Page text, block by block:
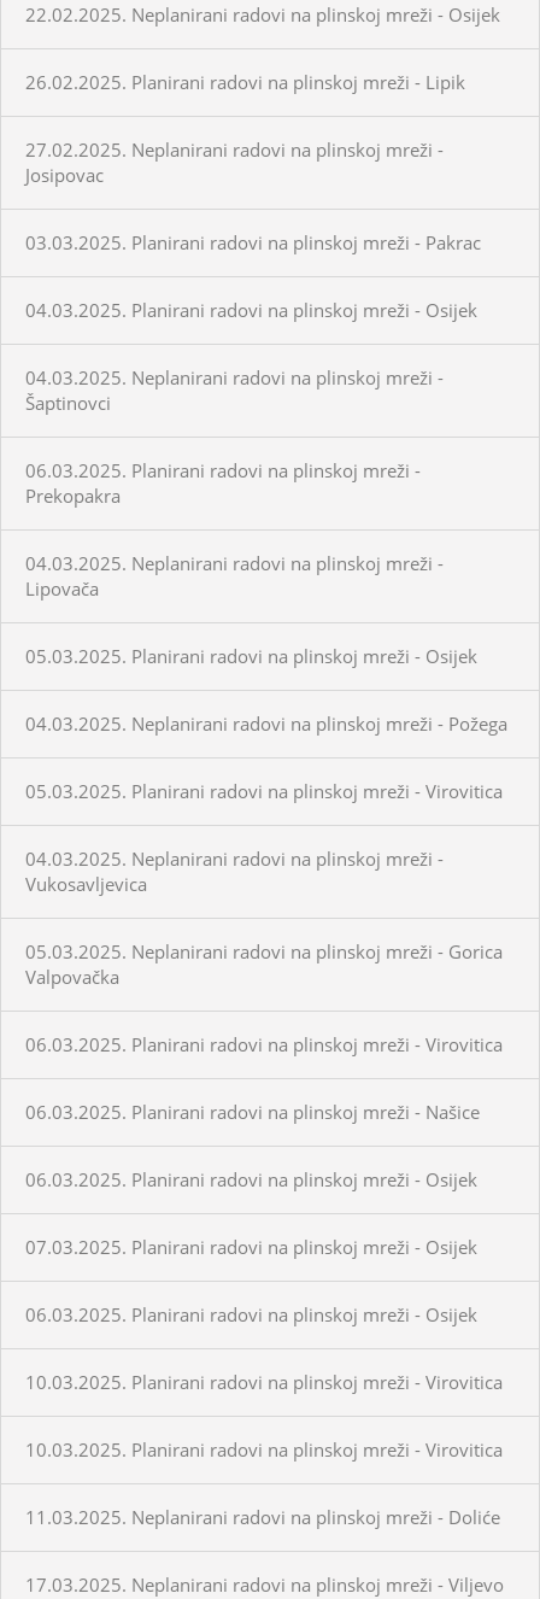
22.02.2025. Neplanirani radovi na plinskoj mreži - Osijek
26.02.2025. Planirani radovi na plinskoj mreži - Lipik
27.02.2025. Neplanirani radovi na plinskoj mreži -
Josipovac
03.03.2025. Planirani radovi na plinskoj mreži - Pakrac
04.03.2025. Planirani radovi na plinskoj mreži - Osijek
04.03.2025. Neplanirani radovi na plinskoj mreži -
Šaptinovci
06.03.2025. Planirani radovi na plinskoj mreži -
Prekopakra
04.03.2025. Neplanirani radovi na plinskoj mreži -
Lipovača
05.03.2025. Planirani radovi na plinskoj mreži - Osijek
04.03.2025. Neplanirani radovi na plinskoj mreži - Požega
05.03.2025. Planirani radovi na plinskoj mreži - Virovitica
04.03.2025. Neplanirani radovi na plinskoj mreži -
Vukosavljevica
05.03.2025. Neplanirani radovi na plinskoj mreži - Gorica
Valpovačka
06.03.2025. Planirani radovi na plinskoj mreži - Virovitica
06.03.2025. Planirani radovi na plinskoj mreži - Našice
06.03.2025. Planirani radovi na plinskoj mreži - Osijek
07.03.2025. Planirani radovi na plinskoj mreži - Osijek
06.03.2025. Planirani radovi na plinskoj mreži - Osijek
10.03.2025. Planirani radovi na plinskoj mreži - Virovitica
10.03.2025. Planirani radovi na plinskoj mreži - Virovitica
11.03.2025. Neplanirani radovi na plinskoj mreži - Doliće
17.03.2025. Neplanirani radovi na plinskoj mreži - Viljevo